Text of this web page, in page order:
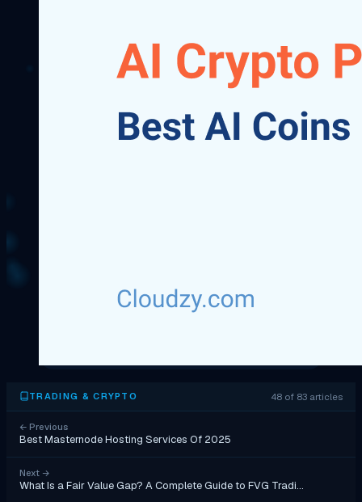
TRADING & CRYPTO 48 of 83 articles
← Previous
Best Masternode Hosting Services Of 2025
Next →
What Is a Fair Value Gap? A Complete Guide to FVG Tradi…